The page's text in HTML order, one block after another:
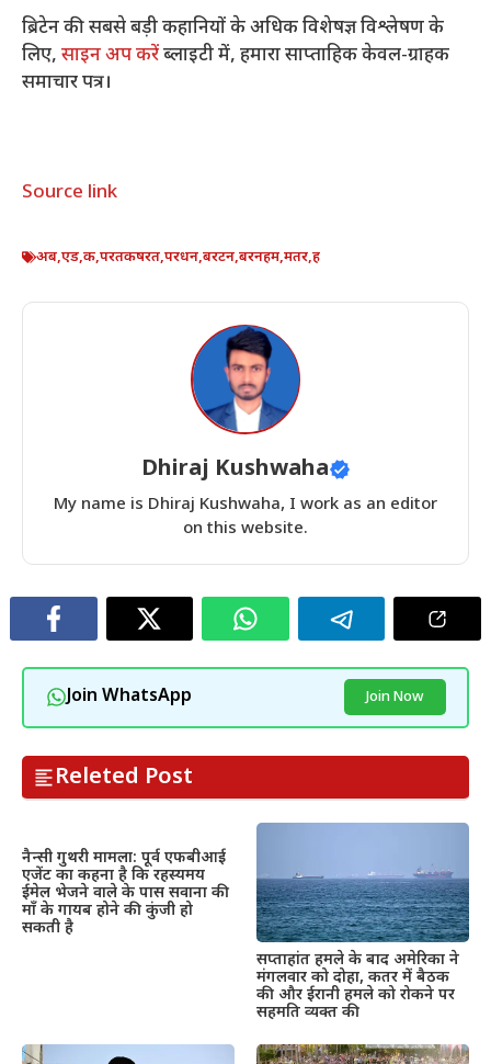
ब्रिटेन की सबसे बड़ी कहानियों के अधिक विशेषज्ञ विश्लेषण के
लिए, साइन अप करेंब्लाइटी में, हमारा साप्ताहिक केवल-ग्राहक
समाचार पत्र।
Source link
अब,एड,क,परतकषरत,परधन,बरटन,बरनहम,मतर,ह
Dhiraj Kushwaha
My name is Dhiraj Kushwaha, I work as an editor
on this website.
Join WhatsApp Join Now
Releted Post
नैन्सी गुथरी मामला: पूर्व एफबीआई
एजेंट का कहना है कि रहस्यमय
ईमेल भेजने वाले के पास सवाना की
माँ के गायब होने की कुंजी हो
सकती है
सप्ताहांत हमले के बाद अमेरिका ने
मंगलवार को दोहा, कतर में बैठक
की और ईरानी हमले को रोकने पर
सहमति व्यक्त की